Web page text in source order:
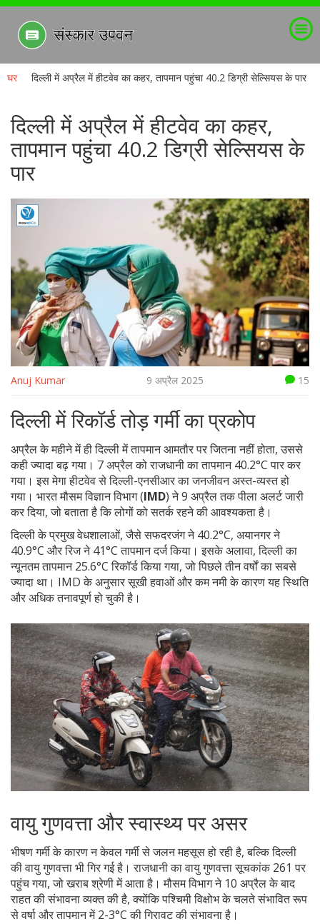
घर दिल्ली में अप्रैल में हीटवेव का कहर, तापमान पहुंचा 40.2 डिग्री सेल्सियस के पार
दिल्ली में अप्रैल में हीटवेव का कहर,
तापमान पहुंचा 40.2 डिग्री सेल्सियस के
पार
Anuj Kumar 9 अप्रैल 2025 15
दिल्ली में रिकॉर्ड तोड़ गर्मी का प्रकोप
अप्रैल के महीने में ही दिल्‍ली में तापमान आमतौर पर जितना नहीं होता, उससे
कही ज्यादा बढ़ गया। 7 अप्रैल को राजधानी का तापमान 40.2°C पार कर
गया। इस मेगा हीटवेव से दिल्ली-एनसीआर का जनजीवन अस्त-व्यस्त हो
गया। भारत मौसम विज्ञान विभाग (IMD) ने 9 अप्रैल तक पीला अलर्ट जारी
कर दिया, जो बताता है कि लोगों को सतर्क रहने की आवश्यकता है।
दिल्ली के प्रमुख वेधशालाओं, जैसे सफदरजंग ने 40.2°C, अयानगर ने
40.9°C और रिज ने 41°C तापमान दर्ज किया। इसके अलावा, दिल्ली का
न्यूनतम तापमान 25.6°C रिकॉर्ड किया गया, जो पिछले तीन वर्षों का सबसे
ज्यादा था। IMD के अनुसार सूखी हवाओं और कम नमी के कारण यह स्थिति
और अधिक तनावपूर्ण हो चुकी है।
वायु गुणवत्ता और स्वास्थ्य पर असर
भीषण गर्मी के कारण न केवल गर्मी से जलन महसूस हो रही है, बल्कि दिल्ली
की वायु गुणवत्ता भी गिर गई है। राजधानी का वायु गुणवत्ता सूचकांक 261 पर
पहुंच गया, जो खराब श्रेणी में आता है। मौसम विभाग ने 10 अप्रैल के बाद
राहत की संभावना व्यक्त की है, क्योंकि पश्चिमी विक्षोभ के चलते संभावित रूप
से वर्षा और तापमान में 2-3°C की गिरावट की संभावना है।